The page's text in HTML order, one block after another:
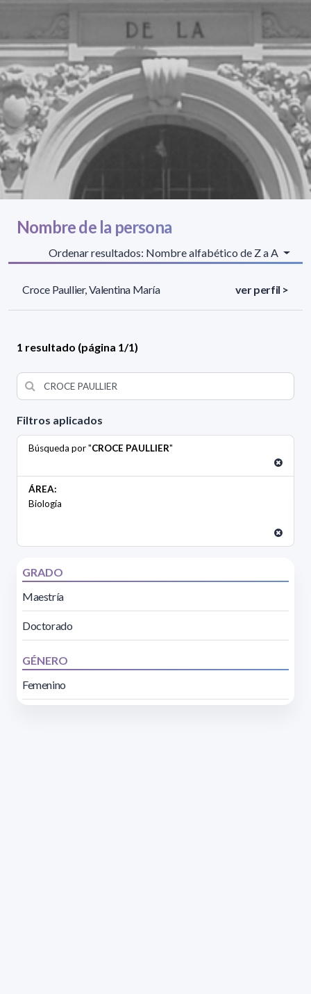
Filtros aplicados
Búsqueda por "CROCE PAULLIER"
ÁREA:
Biología
GRADO
Maestría
Doctorado
GÉNERO
Femenino
Nombre de la persona
Ordenar resultados: Nombre alfabético de Z a A
Croce Paullier, Valentina María ver perfil >
1 resultado (página 1/1)